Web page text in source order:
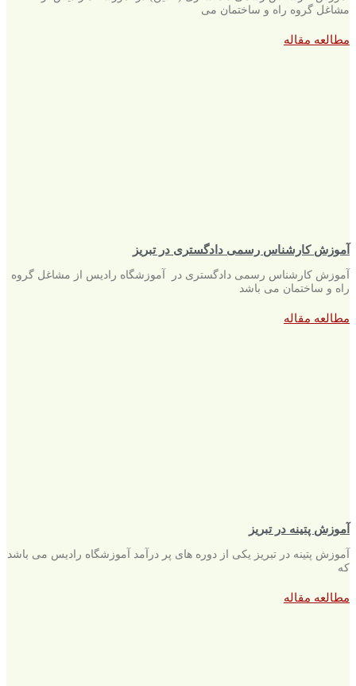
مشاغل گروه راه و ساختمان می
مطالعه مقاله
آموزش کارشناس رسمی دادگستری در تبریز
آموزش کارشناس رسمی دادگستری در آموزشگاه رادیس از مشاغل گروه
راه و ساختمان می باشد
مطالعه مقاله
آموزش پتینه در تبریز
آموزش پتینه در تبریز یکی از دوره های پر درآمد آموزشگاه رادیس می باشد
که
مطالعه مقاله